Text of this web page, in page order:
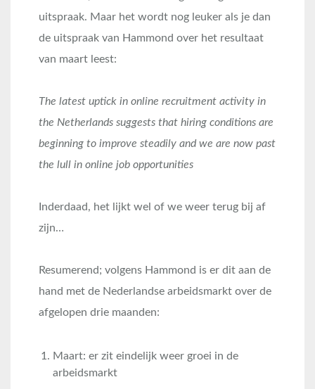
uitspraak. Maar het wordt nog leuker als je dan
de uitspraak van Hammond over het resultaat
van maart leest:
The latest uptick in online recruitment activity in
the Netherlands suggests that hiring conditions are
beginning to improve steadily and we are now past
the lull in online job opportunities
Inderdaad, het lijkt wel of we weer terug bij af
zijn…
Resumerend; volgens Hammond is er dit aan de
hand met de Nederlandse arbeidsmarkt over de
afgelopen drie maanden:
Maart: er zit eindelijk weer groei in de
arbeidsmarkt